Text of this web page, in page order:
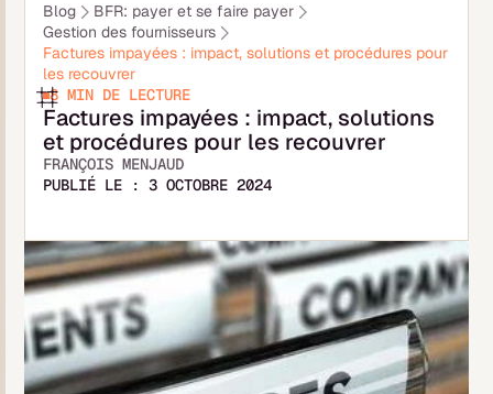
Blog
BFR: payer et se faire payer
Gestion des fournisseurs
Factures impayées : impact, solutions et procédures pour
les recouvrer
8 MIN DE LECTURE
Factures impayées : impact, solutions
et procédures pour les recouvrer
FRANÇOIS MENJAUD
PUBLIÉ LE :3 OCTOBRE 2024